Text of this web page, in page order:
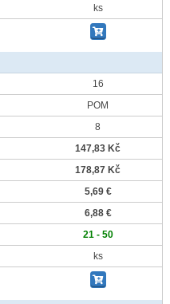
ks
16
POM
8
147,83 Kč
178,87 Kč
5,69 €
6,88 €
21 - 50
ks